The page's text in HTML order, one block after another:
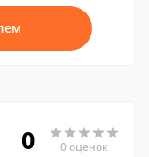
0 0 оценок